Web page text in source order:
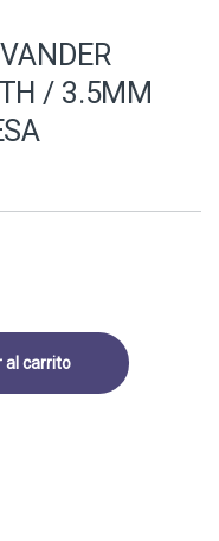
/ 3.5MM
BLUETOOTH / 3.5MM
al carrito